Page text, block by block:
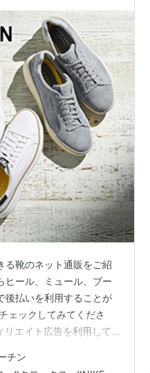
る靴のネット通販をご紹
ヒール、ミュール、ブー
後払いを利用することが
ェックしてみてくださ
エイト広告を利用して
後払いサービス・特徴
チン